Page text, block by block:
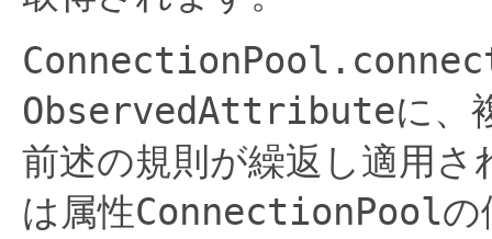
ObservedAttributeに、
前述の規則が繰返し適用さ
は属性ConnectionPoolの